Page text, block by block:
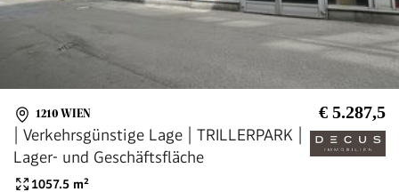
1210 WIEN € 5.287,5
| Verkehrsgünstige Lage | TRILLERPARK |
Lager- und Geschäftsfläche
1057.5 m²